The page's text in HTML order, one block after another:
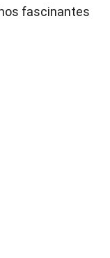
fascinantes